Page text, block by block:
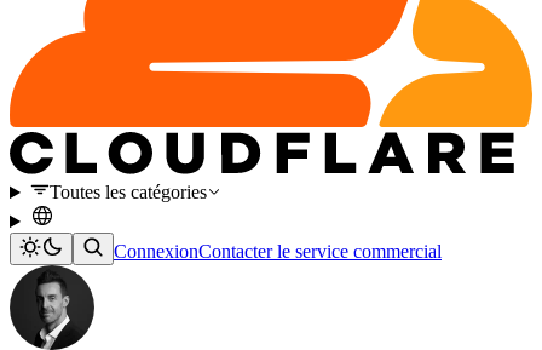
Toutes les catégories
ConnexionContacter le service commercial